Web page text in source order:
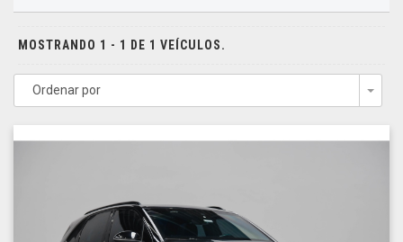
MOSTRANDO 1 - 1 DE 1 VEÍCULOS.
Ordenar por